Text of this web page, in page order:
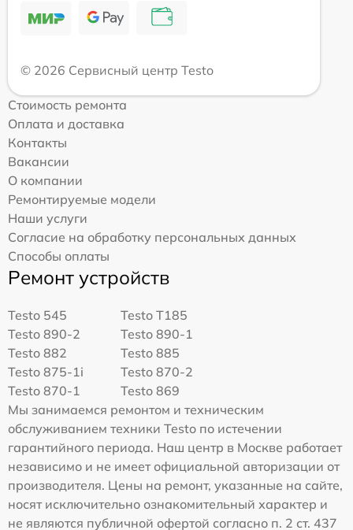
© 2026 Сервисный центр Testo
Стоимость ремонта
Оплата и доставка
Контакты
Вакансии
О компании
Ремонтируемые модели
Наши услуги
Согласие на обработку персональных данных
Способы оплаты
Ремонт устройств
Testo 545
Testo T185
Testo 890-2
Testo 890-1
Testo 882
Testo 885
Testo 875-1i
Testo 870-2
Testo 870-1
Testo 869
Мы занимаемся ремонтом и техническим
обслуживанием техники Testo по истечении
гарантийного периода. Наш центр в Москве работает
независимо и не имеет официальной авторизации от
производителя. Цены на ремонт, указанные на сайте,
носят исключительно ознакомительный характер и
не являются публичной офертой согласно п. 2 ст. 437